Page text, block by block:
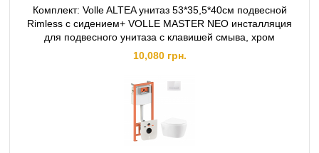
Комплект: Volle ALTEA унитаз 53*35,5*40см подвесной
Rimless с сидением+ VOLLE MASTER NEO инсталляция
для подвесного унитаза с клавишей смыва, хром
10,080 грн.